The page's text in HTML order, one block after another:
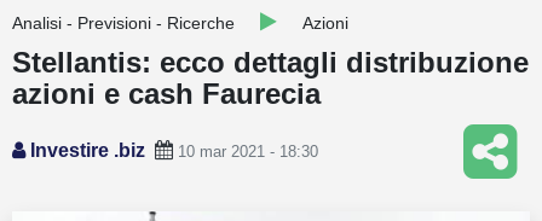
Quotazioni
Conto IG
Guru Monitor
Analisi - Previsioni - Ricerche Azioni
Stellantis: ecco dettagli distribuzione
azioni e cash Faurecia
Investire .biz 10 mar 2021 - 18:30